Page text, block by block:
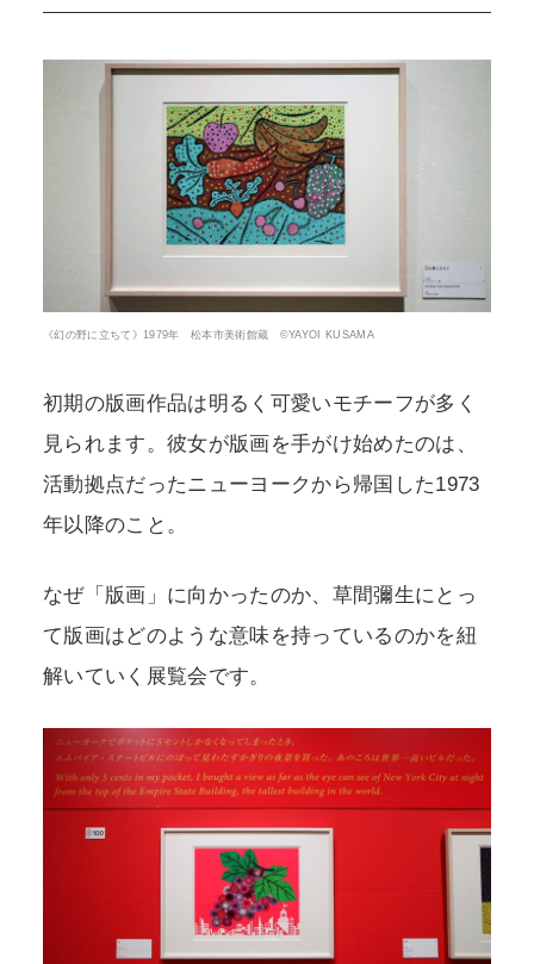
《幻の野に立ちて》1979年 松本市美術館蔵 ©YAYOI KUSAMA
初期の版画作品は明るく可愛いモチーフが多く
見られます。彼女が版画を手がけ始めたのは、
活動拠点だったニューヨークから帰国した1973
年以降のこと。
なぜ「版画」に向かったのか、草間彌生にとっ
て版画はどのような意味を持っているのかを紐
解いていく展覧会です。